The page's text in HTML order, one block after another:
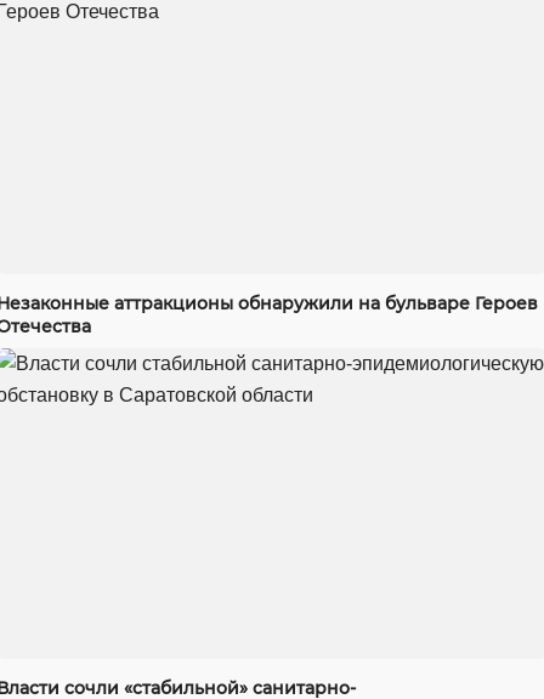
аттракционы обнаружили на бульваре Героев
сочли «стабильной» санитарно-